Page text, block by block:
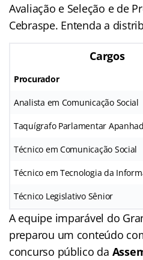
Avaliação e Seleção e de
Cebraspe. Entenda a
Cargos
Procurador
Analista em Comunicação Social
Taquígrafo Parlamentar
Técnico em Comunicação Social
Técnico em Tecnologia da
Técnico Legislativo Sênior
A equipe imparável do
preparou um conteúdo
concurso público da